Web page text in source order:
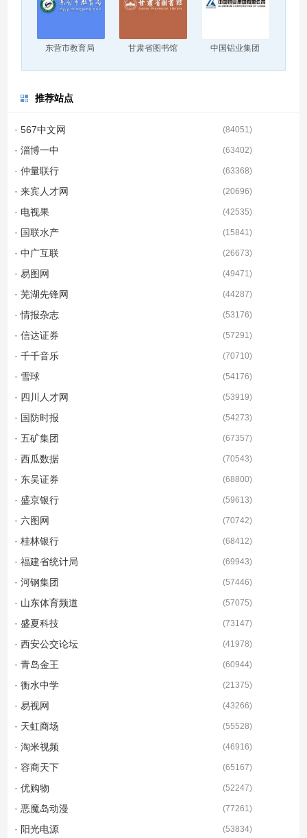
东营市教育局 甘肃省图书馆 中国铝业集团
推荐站点
· 567中文网 (84051)
· 淄博一中 (63402)
· 仲量联行 (63368)
· 来宾人才网 (20696)
· 电视果 (42535)
· 国联水产 (15841)
· 中广互联 (26673)
· 易图网 (49471)
· 芜湖先锋网 (44287)
· 情报杂志 (53176)
· 信达证券 (57291)
· 千千音乐 (70710)
· 雪球 (54176)
· 四川人才网 (53919)
· 国防时报 (54273)
· 五矿集团 (67357)
· 西瓜数据 (70543)
· 东吴证券 (68800)
· 盛京银行 (59613)
· 六图网 (70742)
· 桂林银行 (68412)
· 福建省统计局 (69943)
· 河钢集团 (57446)
· 山东体育频道 (57075)
· 盛夏科技 (73147)
· 西安公交论坛 (41978)
· 青岛金王 (60944)
· 衡水中学 (21375)
· 易视网 (43266)
· 天虹商场 (55528)
· 淘米视频 (46916)
· 容商天下 (65167)
· 优购物 (52247)
· 恶魔岛动漫 (77261)
· 阳光电源 (53834)